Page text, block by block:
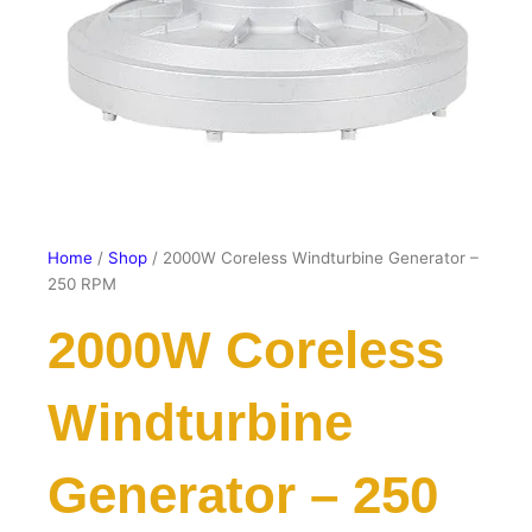
Home / Shop / 2000W Coreless Windturbine Generator –
250 RPM
2000W Coreless
Windturbine
Generator – 250